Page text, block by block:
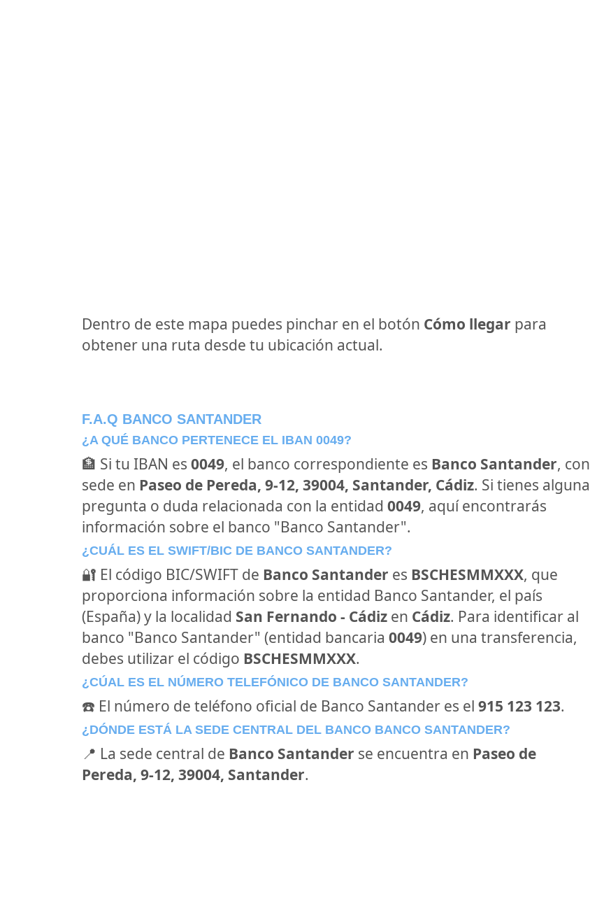
Dentro de este mapa puedes pinchar en el botón Cómo llegar para
obtener una ruta desde tu ubicación actual.
F.A.Q BANCO SANTANDER
¿A QUÉ BANCO PERTENECE EL IBAN 0049?
🏦 Si tu IBAN es 0049, el banco correspondiente es Banco Santander, con
sede en Paseo de Pereda, 9-12, 39004, Santander, Cádiz. Si tienes alguna
pregunta o duda relacionada con la entidad 0049, aquí encontrarás
información sobre el banco "Banco Santander".
¿CUÁL ES EL SWIFT/BIC DE BANCO SANTANDER?
🔐 El código BIC/SWIFT de Banco Santander es BSCHESMMXXX, que
proporciona información sobre la entidad Banco Santander, el país
(España) y la localidad San Fernando - Cádiz en Cádiz. Para identificar al
banco "Banco Santander" (entidad bancaria 0049) en una transferencia,
debes utilizar el código BSCHESMMXXX.
¿CÚAL ES EL NÚMERO TELEFÓNICO DE BANCO SANTANDER?
☎️ El número de teléfono oficial de Banco Santander es el 915 123 123.
¿DÓNDE ESTÁ LA SEDE CENTRAL DEL BANCO BANCO SANTANDER?
📍 La sede central de Banco Santander se encuentra en Paseo de
Pereda, 9-12, 39004, Santander.